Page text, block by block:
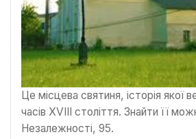
Це місцева святиня, історія якої
часів XVIII століття. Знайти її
Незалежності, 95.